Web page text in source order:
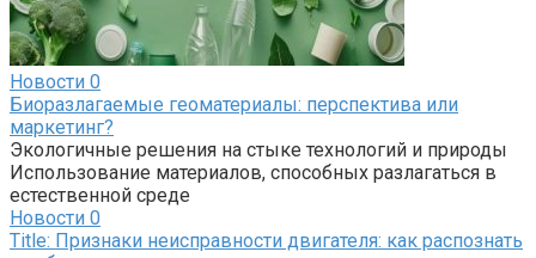
Новости 0
Биоразлагаемые геоматериалы: перспектива или
маркетинг?
Экологичные решения на стыке технологий и природы
Использование материалов, способных разлагаться в
естественной среде
Новости 0
Title: Признаки неисправности двигателя: как распознать